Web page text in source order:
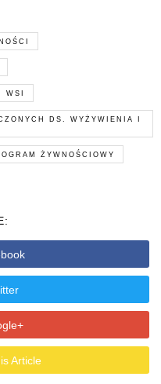
WSI
DS. WYŻYWIENIA I
ŻYWNOŚCIOWY
Article